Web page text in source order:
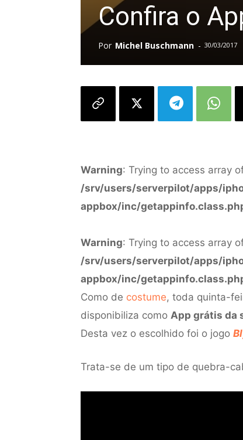
Confira o
Por Michel Buschmann - 30/03/2017
Warning: Trying to access array
/srv/users/serverpilot/apps/
appbox/inc/
Warning: Trying to access array
/srv/users/serverpilot/apps/
appbox/inc/
Como de costume, toda quinta-
disponibiliza como App grátis da
Desta vez o escolhido foi o jogo
Trata-se de um tipo de quebra-